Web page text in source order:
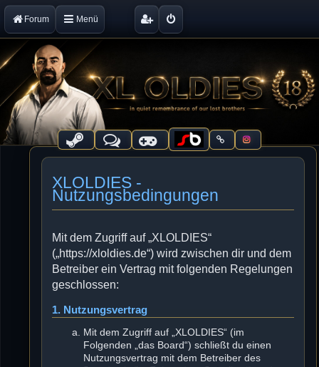
Forum Menü
XLOLDIES -
Nutzungsbedingungen
Mit dem Zugriff auf „XLOLDIES“
(„https://xloldies.de“) wird zwischen dir und dem
Betreiber ein Vertrag mit folgenden Regelungen
geschlossen:
1. Nutzungsvertrag
Mit dem Zugriff auf „XLOLDIES“ (im
Folgenden „das Board“) schließt du einen
Nutzungsvertrag mit dem Betreiber des